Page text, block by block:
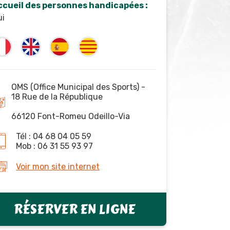
des personnes handicapées :
OMS (Office Municipal des Sports) -
18 Rue de la République
66120 Font-Romeu Odeillo-Via
Tél : 04 68 04 05 59
Mob : 06 31 55 93 97
Voir mon site internet
RÉSERVER EN LIGNE